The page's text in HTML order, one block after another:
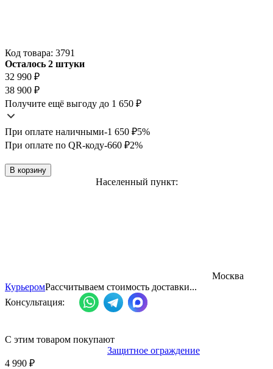
Код товара: 3791
Осталось 2 штуки
32 990 ₽
38 900 ₽
Получите ещё выгоду до 1 650 ₽
При оплате наличными-1 650 ₽5%
При оплате по QR-коду-660 ₽2%
В корзину
Населенный пункт:
Москва
КурьеромРассчитываем стоимость доставки...
Консультация:
С этим товаром покупают
Защитное ограждение
4 990 ₽